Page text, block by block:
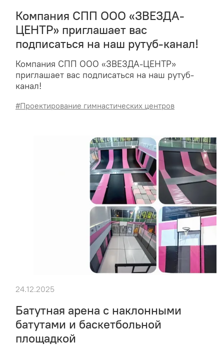
Компания СПП ООО «ЗВЕЗДА-
ЦЕНТР» приглашает вас
подписаться на наш рутуб-канал!
Компания СПП ООО «ЗВЕЗДА-ЦЕНТР»
приглашает вас подписаться на наш рутуб-
канал!
#Проектирование гимнастических центров
Батутная арена с наклонными
батутами и баскетбольной
площадкой
24.12.2025